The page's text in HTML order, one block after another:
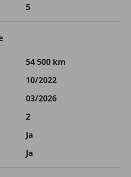
€ 0,-
€ 879,33
sind abhängig von Ihrer Bonität sowie
Bank. Rückzahlungszeitraum 1-10
2,90% - 14,90%.
berechnen
5
54 500 km
10/2022
03/2026
2
Ja
Ja